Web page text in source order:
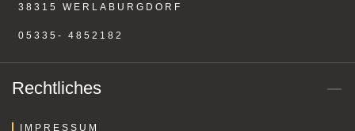
38315 WERLABURGDORF
05335- 4852182
Rechtliches
IMPRESSUM